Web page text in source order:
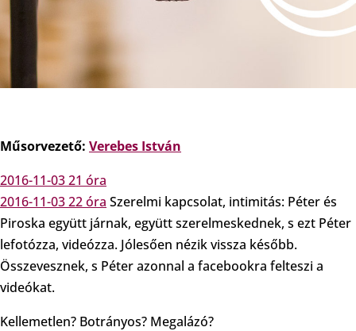
Műsorvezető: Verebes István
2016-11-03 21 óra
2016-11-03 22 óra Szerelmi kapcsolat, intimitás: Péter és
Piroska együtt járnak, együtt szerelmeskednek, s ezt Péter
lefotózza, videózza. Jólesően nézik vissza később.
Összevesznek, s Péter azonnal a facebookra felteszi a
videókat.
Kellemetlen? Botrányos? Megalázó?